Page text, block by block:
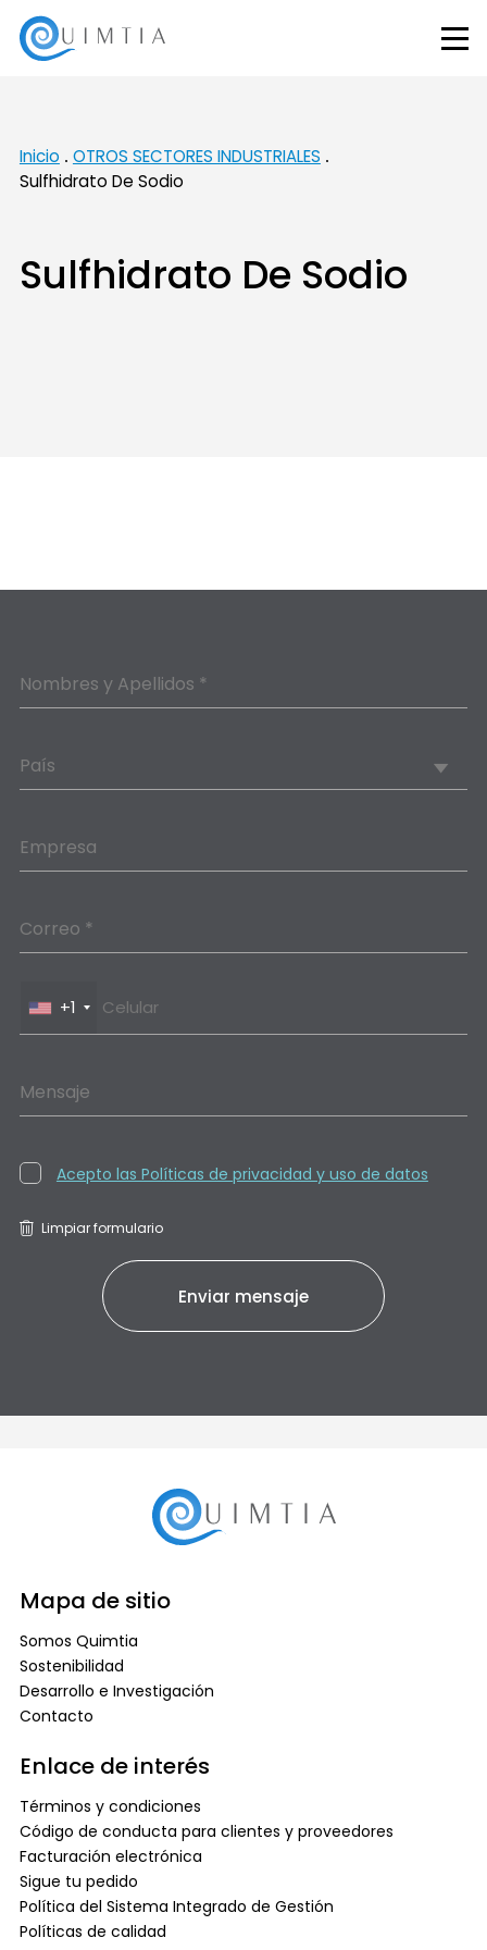
Inicio
OTROS SECTORES INDUSTRIALES
Sulfhidrato De Sodio
Sulfhidrato De Sodio
Nombres y Apellidos *
País
Empresa
Correo *
+1
Mensaje
Acepto las Políticas de privacidad y uso de datos
Limpiar formulario
Mapa de sitio
Somos Quimtia
Sostenibilidad
Desarrollo e Investigación
Contacto
Enlace de interés
Términos y condiciones
Código de conducta para clientes y proveedores
Facturación electrónica
Sigue tu pedido
Política del Sistema Integrado de Gestión
Políticas de calidad